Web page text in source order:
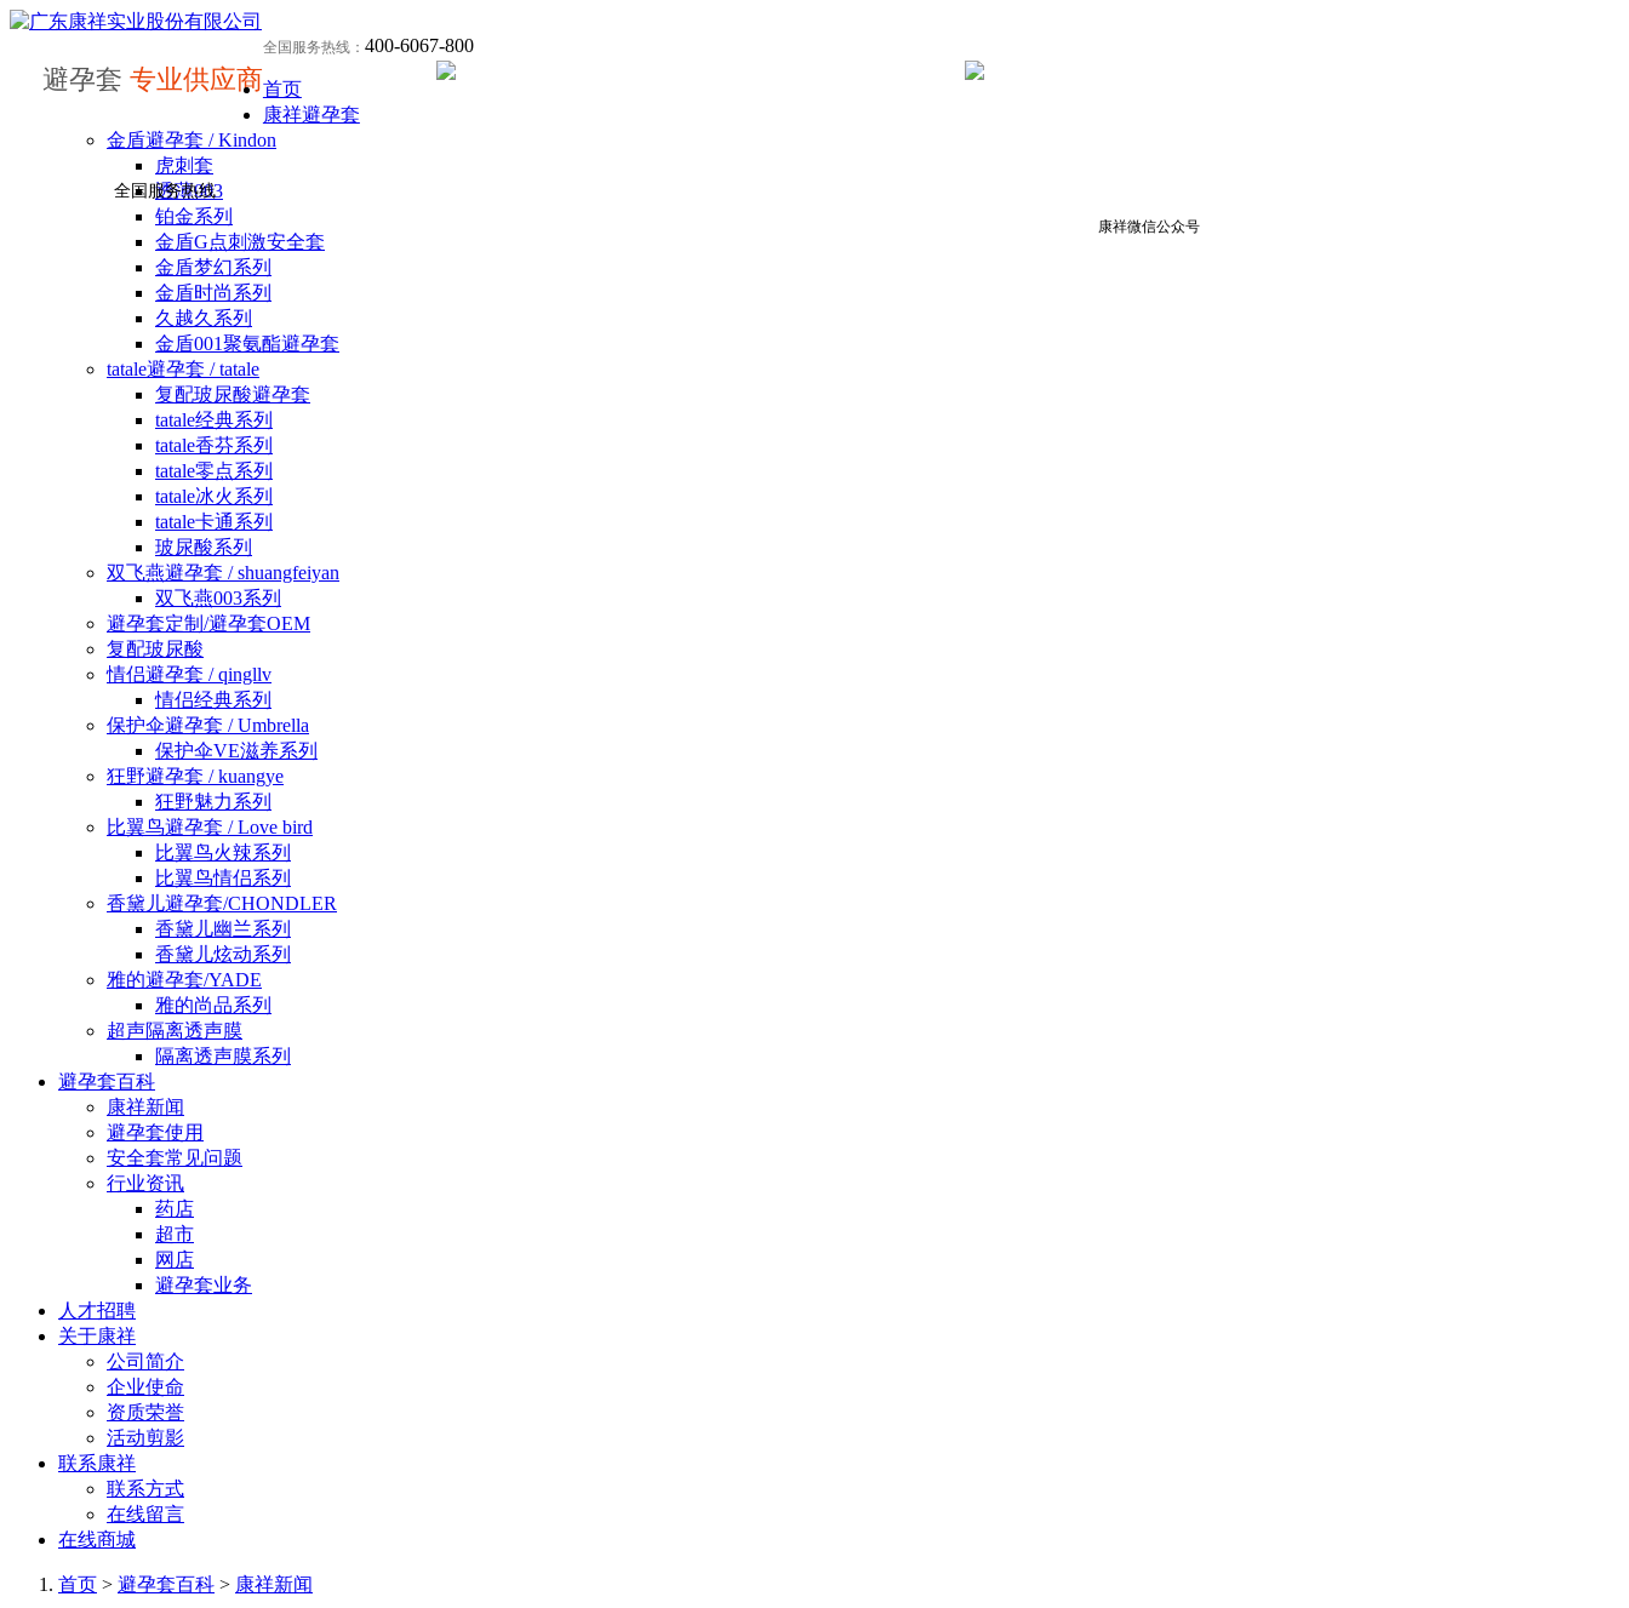
避孕套 专业供应商
全国服务热线： 400-6067-800
首页
康祥避孕套
金盾避孕套 / Kindon
虎刺套
透薄003
铂金系列
金盾G点刺激安全套
金盾梦幻系列
金盾时尚系列
久越久系列
金盾001聚氨酯避孕套
tatale避孕套 / tatale
复配玻尿酸避孕套
tatale经典系列
tatale香芬系列
tatale零点系列
tatale冰火系列
tatale卡通系列
玻尿酸系列
双飞燕避孕套 / shuangfeiyan
双飞燕003系列
避孕套定制/避孕套OEM
复配玻尿酸
情侣避孕套 / qingllv
情侣经典系列
保护伞避孕套 / Umbrella
保护伞VE滋养系列
狂野避孕套 / kuangye
狂野魅力系列
比翼鸟避孕套 / Love bird
比翼鸟火辣系列
比翼鸟情侣系列
香黛儿避孕套/CHONDLER
香黛儿幽兰系列
香黛儿炫动系列
雅的避孕套/YADE
雅的尚品系列
超声隔离透声膜
隔离透声膜系列
避孕套百科
康祥新闻
避孕套使用
安全套常见问题
行业资讯
药店
超市
网店
避孕套业务
人才招聘
关于康祥
公司简介
企业使命
资质荣誉
活动剪影
联系康祥
联系方式
在线留言
在线商城
首页 > 避孕套百科 > 康祥新闻
全国服务热线
康祥微信公众号